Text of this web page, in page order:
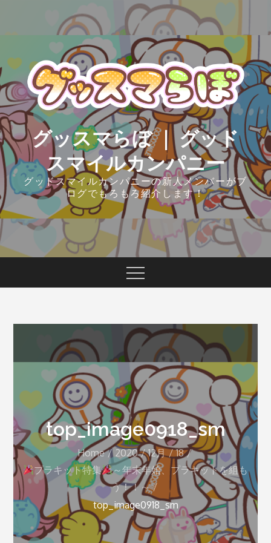
グッスマらぼ ｜ グッド
スマイルカンパニー
グッドスマイルカンパニーの新人メンバーがブ
ログでもろもろ紹介します！
top_image0918_sm
Home 2020 12月
18
プラキット特集
～年末年始、プラキットを組も
う！！～
top_image0918_sm